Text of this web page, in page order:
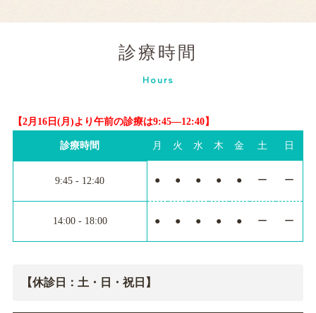
診療時間
Hours
【2月16日(月)より午前の診療は9:45―12:40】
診療時間 月 火 水 木 金 土 日
9:45 - 12:40 ● ● ● ● ● ー ー
14:00 - 18:00 ● ● ● ● ● ー ー
【休診日：土・日・祝日】